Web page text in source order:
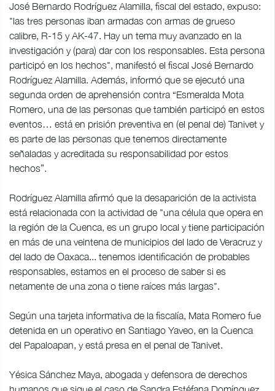
José Bernardo Rodríguez Alamilla, fiscal del estado, expuso:
"las tres personas iban armadas con armas de grueso
calibre, R-15 y AK-47. Hay un tema muy avanzado en la
investigación y (para) dar con los responsables. Esta persona
participó en los hechos", manifestó el fiscal José Bernardo
Rodríguez Alamilla. Además, informó que se ejecutó una
segunda orden de aprehensión contra “Esmeralda Mota
Romero, una de las personas que también participó en estos
eventos… está en prisión preventiva en (el penal de) Tanivet y
es parte de las personas que tenemos directamente
señaladas y acreditada su responsabilidad por estos
hechos”.
Rodríguez Alamilla afirmó que la desaparición de la activista
está relacionada con la actividad de "una célula que opera en
la región de la Cuenca, es un grupo local y tiene participación
en más de una veintena de municipios del lado de Veracruz y
del lado de Oaxaca... tenemos identificación de probables
responsables, estamos en el proceso de saber si es
netamente de una zona o tiene raíces más largas".
Según una tarjeta informativa de la fiscalía, Mata Romero fue
detenida en un operativo en Santiago Yaveo, en la Cuenca
del Papaloapan, y está presa en el penal de Tanivet.
Yésica Sánchez Maya, abogada y defensora de derechos